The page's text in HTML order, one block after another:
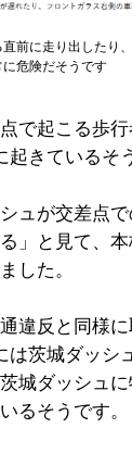
前に走り出したり
危険だそうです
で起こる歩
きているそ
ュが交差点
」と見て、
した。
違反と同様
は茨城ダッシ
城ダッシュ
るそうです。